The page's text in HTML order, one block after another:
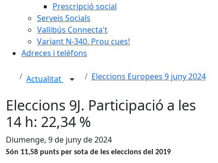
Prescripció social
Serveis Socials
Vallibús Connecta't
Variant N-340. Prou cues!
Adreces i telèfons
Actualitat Eleccions Europees 9 juny 2024
Eleccions 9J. Participació a les
14 h: 22,34 %
Diumenge, 9 de juny de 2024
Són 11,58 punts per sota de les eleccions del 2019